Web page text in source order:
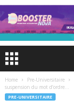
Home Pre-Universitaire
suspension du mot d’ordre...
PRE-UNIVERSITAIRE